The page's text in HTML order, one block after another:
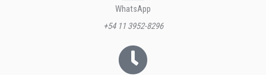
WhatsApp
+54 11 3952-8296